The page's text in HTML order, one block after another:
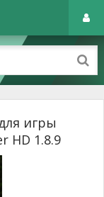
игры
HD 1.8.9